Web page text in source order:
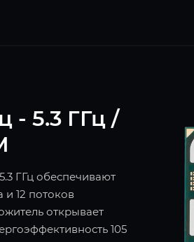
- 5.3 ГГц /
ГГц обеспечивают
12 потоков
открывает
105